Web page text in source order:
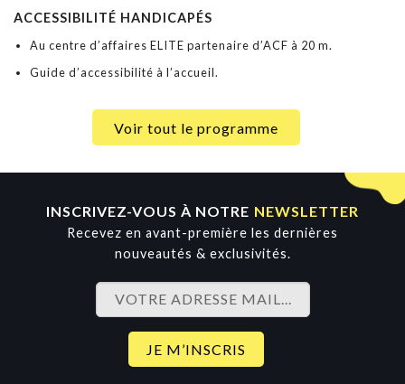
ACCESSIBILITÉ HANDICAPÉS
Au centre d’affaires ELITE partenaire d’ACF à 20 m.
Guide d’accessibilité à l’accueil.
Voir tout le programme
INSCRIVEZ-VOUS À NOTRE NEWSLETTER
Recevez en avant-première les dernières
nouveautés & exclusivités.